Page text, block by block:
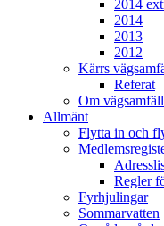
2014
2014
2013
2012
Kärrs
Referat
Om
Allmänt
Flytta in och
Regler
Fyrhjulingar
Sommarvatten